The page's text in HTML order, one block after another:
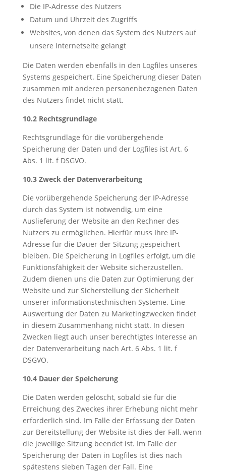
Die IP-Adresse des Nutzers
Datum und Uhrzeit des Zugriffs
Websites, von denen das System des Nutzers auf
unsere Internetseite gelangt
Die Daten werden ebenfalls in den Logfiles unseres
Systems gespeichert. Eine Speicherung dieser Daten
zusammen mit anderen personenbezogenen Daten
des Nutzers findet nicht statt.
10.2 Rechtsgrundlage
Rechtsgrundlage für die vorübergehende
Speicherung der Daten und der Logfiles ist Art. 6
Abs. 1 lit. f DSGVO.
10.3 Zweck der Datenverarbeitung
Die vorübergehende Speicherung der IP-Adresse
durch das System ist notwendig, um eine
Auslieferung der Website an den Rechner des
Nutzers zu ermöglichen. Hierfür muss Ihre IP-
Adresse für die Dauer der Sitzung gespeichert
bleiben. Die Speicherung in Logfiles erfolgt, um die
Funktionsfähigkeit der Website sicherzustellen.
Zudem dienen uns die Daten zur Optimierung der
Website und zur Sicherstellung der Sicherheit
unserer informationstechnischen Systeme. Eine
Auswertung der Daten zu Marketingzwecken findet
in diesem Zusammenhang nicht statt. In diesen
Zwecken liegt auch unser berechtigtes Interesse an
der Datenverarbeitung nach Art. 6 Abs. 1 lit. f
DSGVO.
10.4 Dauer der Speicherung
Die Daten werden gelöscht, sobald sie für die
Erreichung des Zweckes ihrer Erhebung nicht mehr
erforderlich sind. Im Falle der Erfassung der Daten
zur Bereitstellung der Website ist dies der Fall, wenn
die jeweilige Sitzung beendet ist. Im Falle der
Speicherung der Daten in Logfiles ist dies nach
spätestens sieben Tagen der Fall. Eine